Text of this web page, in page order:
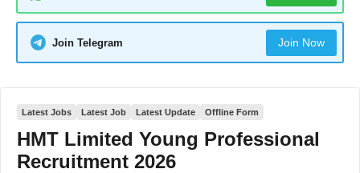
Join Telegram Join Now
Latest Jobs Latest Job Latest Update Offline Form
HMT Limited Young Professional
Recruitment 2026